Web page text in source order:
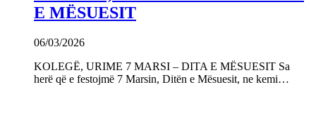
E MËSUESIT
06/03/2026
KOLEGË, URIME 7 MARSI – DITA E MËSUESIT Sa
herë që e festojmë 7 Marsin, Ditën e Mësuesit, ne kemi…